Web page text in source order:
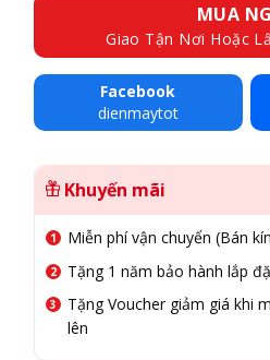
MUA
Giao Tận Nơi Hoặc
Facebook
dienmaytot
Khuyến mãi
Miễn phí vận chuyển (Bán
Tặng 1 năm bảo hành lắp
Tặng Voucher giảm giá khi
lên